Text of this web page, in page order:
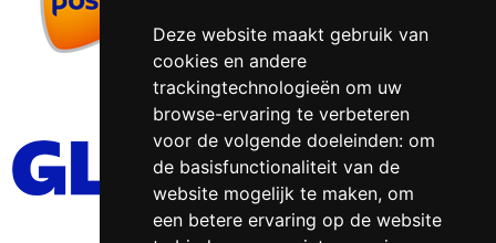
Deze website maakt gebruik van
cookies en andere
trackingtechnologieën om uw
browse-ervaring te verbeteren
voor de volgende doeleinden: om
de basisfunctionaliteit van de
website mogelijk te maken, om
een betere ervaring op de website